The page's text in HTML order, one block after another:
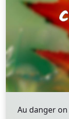
Au danger